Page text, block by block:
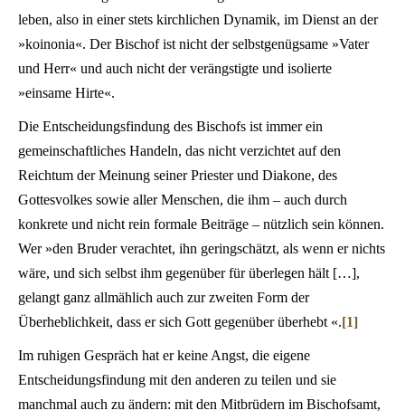
leben, also in einer stets kirchlichen Dynamik, im Dienst an der
»koinonia«. Der Bischof ist nicht der selbstgenügsame »Vater
und Herr« und auch nicht der verängstigte und isolierte
»einsame Hirte«.
Die Entscheidungsfindung des Bischofs ist immer ein
gemeinschaftliches Handeln, das nicht verzichtet auf den
Reichtum der Meinung seiner Priester und Diakone, des
Gottesvolkes sowie aller Menschen, die ihm – auch durch
konkrete und nicht rein formale Beiträge – nützlich sein können.
Wer »den Bruder verachtet, ihn geringschätzt, als wenn er nichts
wäre, und sich selbst ihm gegenüber für überlegen hält […],
gelangt ganz allmählich auch zur zweiten Form der
Überheblichkeit, dass er sich Gott gegenüber überhebt «.[1]
Im ruhigen Gespräch hat er keine Angst, die eigene
Entscheidungsfindung mit den anderen zu teilen und sie
manchmal auch zu ändern: mit den Mitbrüdern im Bischofsamt,